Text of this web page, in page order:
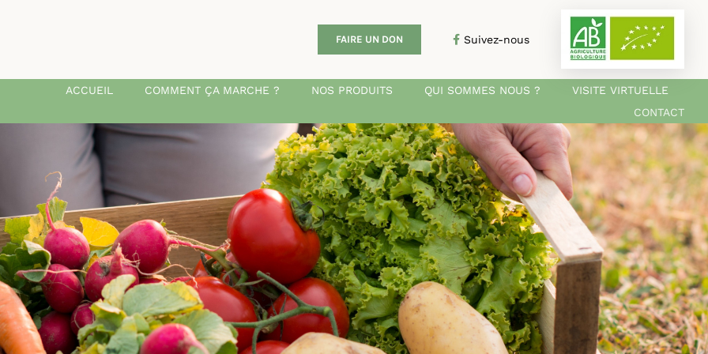
FAIRE UN DON Suivez-nous
ACCUEIL COMMENT ÇA MARCHE ? NOS PRODUITS QUI SOMMES NOUS ?
VISITE VIRTUELLE
CONTACT